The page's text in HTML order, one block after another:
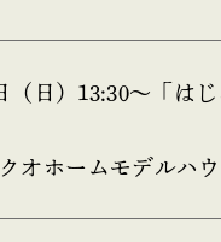
（日）13:30〜「は
オホームモデルハ